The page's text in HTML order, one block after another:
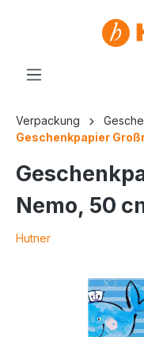
Verpackung
Geschenkpapier
Nemo, 50
Hutner